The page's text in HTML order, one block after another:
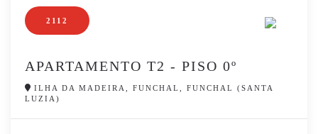
2112
APARTAMENTO T2 - PISO 0º
ILHA DA MADEIRA, FUNCHAL, FUNCHAL (SANTA
LUZIA)